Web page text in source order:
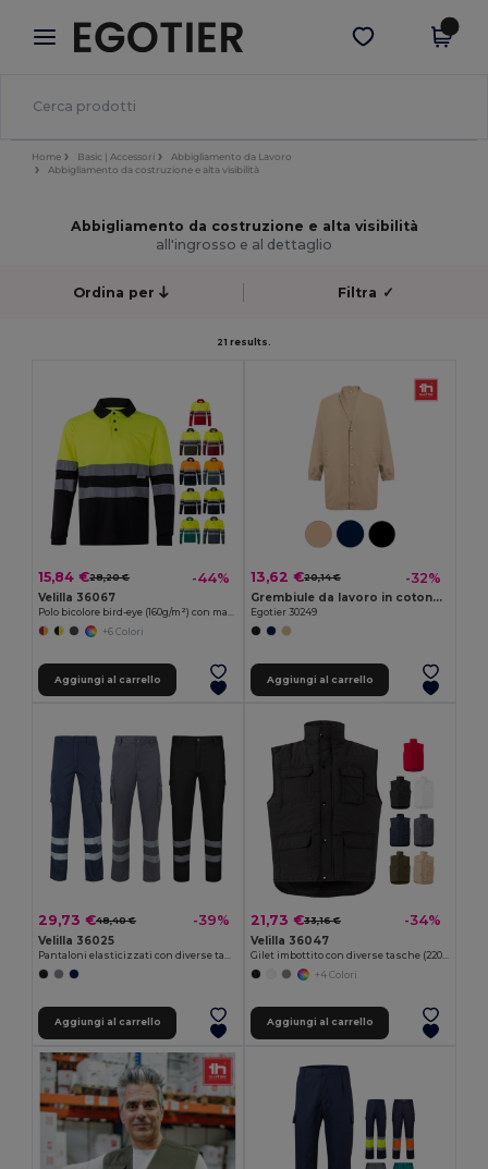
× App Egotier
Prezzi migliori sull'app!
Scarica app
Home Basic | Accessori
Abbigliamento da Lavoro
Abbigliamento da costruzione e alta visibilità
Abbigliamento da costruzione e alta visibilità
all'ingrosso e al dettaglio
Ordina per Filtra ✓
21 results.
15,84 €28,20 € -44%
Velilla 36067
Polo bicolore bird-eye (160g/m²) con maniche lunghe, in poliestere (100%)
+6 Colori
Aggiungi al carrello
13,62 €20,14 € -32%
Grembiule da lavoro in cotone e poliestere
Egotier 30249
Aggiungi al carrello
29,73 €48,40 € -39%
Velilla 36025
Aggiungi al carrello
21,73 €33,16 € -34%
Velilla 36047
+4 Colori
Aggiungi al carrello